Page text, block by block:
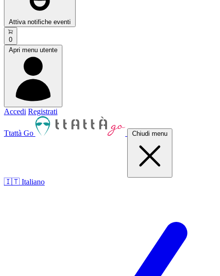
Attiva notifiche eventi
0
Apri menu utente
Accedi Registrati
Ttattà Go Chiudi menu
🇮🇹 Italiano